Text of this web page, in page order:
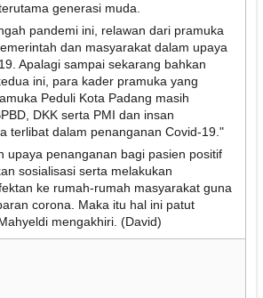
generasi muda.
pandemi ini, relawan dari pramuka
dan masyarakat dalam upaya
Apalagi sampai sekarang bahkan
ini, para kader pramuka yang
Peduli Kota Padang masih
DKK serta PMI dan insan
terlibat dalam penanganan Covid-19."
upaya penanganan bagi pasien positif
sosialisasi serta melakukan
ke rumah-rumah masyarakat guna
corona. Maka itu hal ini patut
mengakhiri. (David)